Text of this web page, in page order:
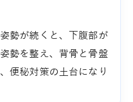
勢が続くと、下腹部が
勢を整え、背骨と骨盤
便秘対策の土台になり